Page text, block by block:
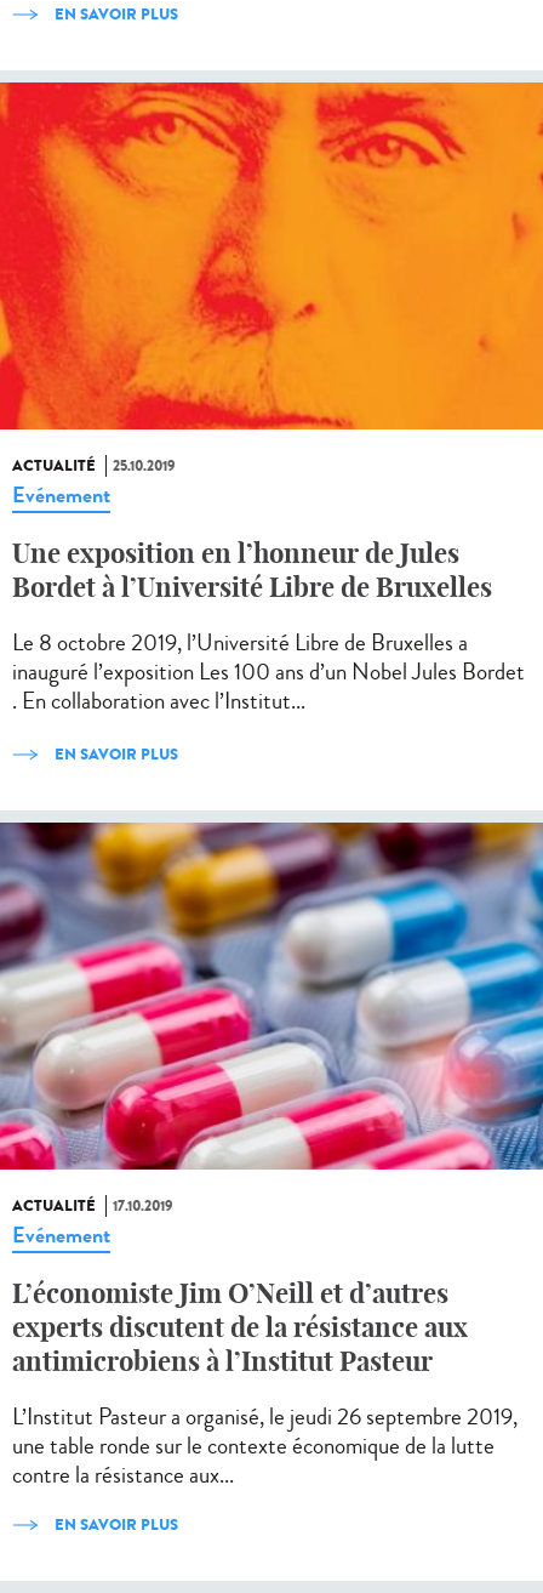
EN SAVOIR PLUS
ACTUALITÉ 25.10.2019
Evénement
Une exposition en l’honneur de Jules
Bordet à l’Université Libre de Bruxelles
Le 8 octobre 2019, l’Université Libre de Bruxelles a
inauguré l’exposition Les 100 ans d’un Nobel Jules Bordet
. En collaboration avec l’Institut...
EN SAVOIR PLUS
ACTUALITÉ 17.10.2019
Evénement
L’économiste Jim O’Neill et d’autres
experts discutent de la résistance aux
antimicrobiens à l’Institut Pasteur
L’Institut Pasteur a organisé, le jeudi 26 septembre 2019,
une table ronde sur le contexte économique de la lutte
contre la résistance aux...
EN SAVOIR PLUS